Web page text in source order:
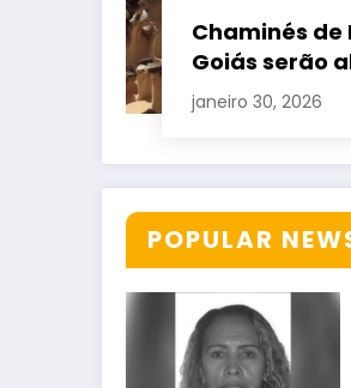
Chaminés de
Goiás serão
visitação
janeiro 30, 2026
POPULAR